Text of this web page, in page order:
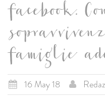
facebook.
famiglie
16 May 18